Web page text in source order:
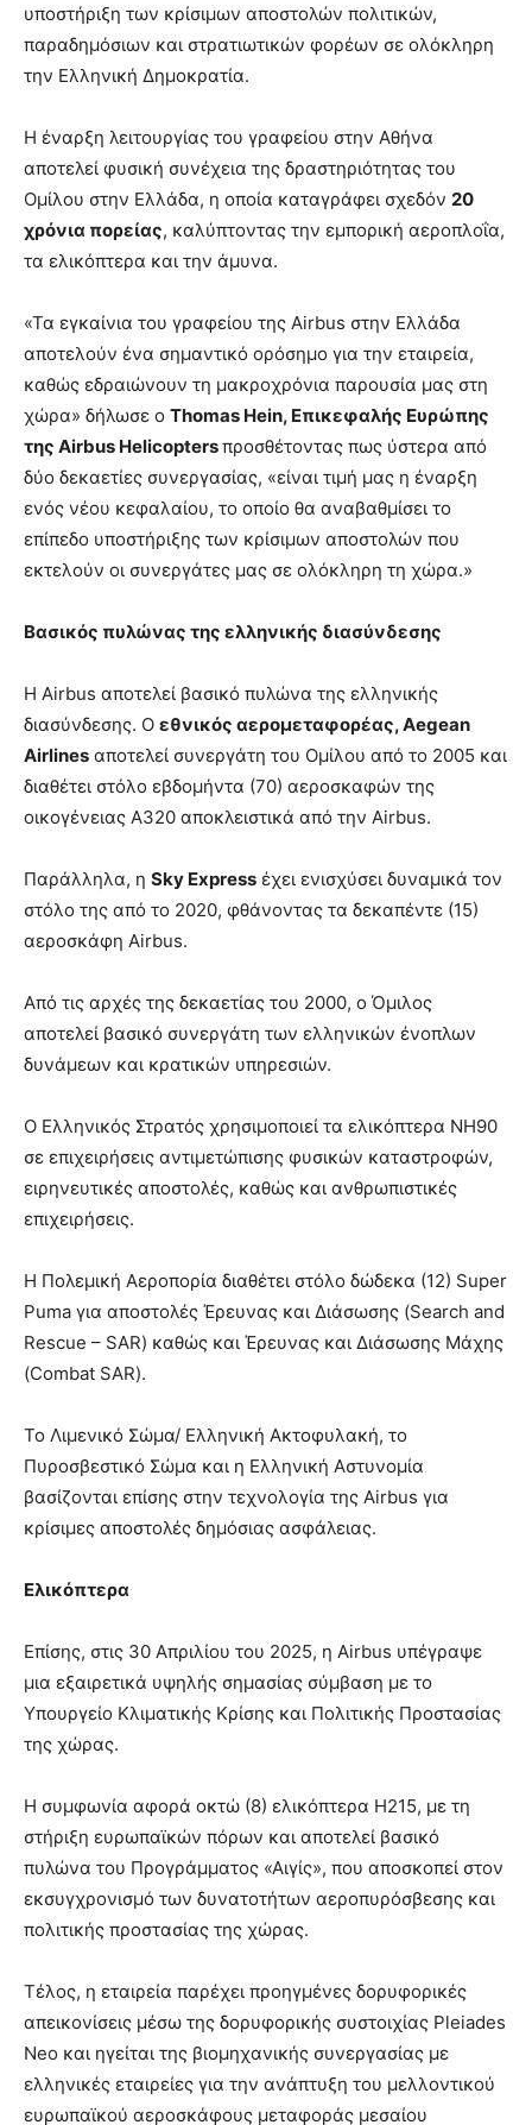
υποστήριξη των κρίσιμων αποστολών πολιτικών,
παραδημόσιων και στρατιωτικών φορέων σε ολόκληρη
την Ελληνική Δημοκρατία.
Η έναρξη λειτουργίας του γραφείου στην Αθήνα
αποτελεί φυσική συνέχεια της δραστηριότητας του
Ομίλου στην Ελλάδα, η οποία καταγράφει σχεδόν 20
χρόνια πορείας, καλύπτοντας την εμπορική αεροπλοΐα,
τα ελικόπτερα και την άμυνα.
«Τα εγκαίνια του γραφείου της Airbus στην Ελλάδα
αποτελούν ένα σημαντικό ορόσημο για την εταιρεία,
καθώς εδραιώνουν τη μακροχρόνια παρουσία μας στη
χώρα» δήλωσε ο Thomas Hein, Επικεφαλής Ευρώπης
της Airbus Helicoptersπροσθέτοντας πως ύστερα από
δύο δεκαετίες συνεργασίας, «είναι τιμή μας η έναρξη
ενός νέου κεφαλαίου, το οποίο θα αναβαθμίσει το
επίπεδο υποστήριξης των κρίσιμων αποστολών που
εκτελούν οι συνεργάτες μας σε ολόκληρη τη χώρα.»
Βασικός πυλώνας της ελληνικής διασύνδεσης
Η Airbus αποτελεί βασικό πυλώνα της ελληνικής
διασύνδεσης. Ο εθνικός αερομεταφορέας, Aegean
Airlines αποτελεί συνεργάτη του Ομίλου από το 2005 και
διαθέτει στόλο εβδομήντα (70) αεροσκαφών της
οικογένειας Α320 αποκλειστικά από την Airbus.
Παράλληλα, η Sky Express έχει ενισχύσει δυναμικά τον
στόλο της από το 2020, φθάνοντας τα δεκαπέντε (15)
αεροσκάφη Airbus.
Από τις αρχές της δεκαετίας του 2000, ο Όμιλος
αποτελεί βασικό συνεργάτη των ελληνικών ένοπλων
δυνάμεων και κρατικών υπηρεσιών.
Ο Ελληνικός Στρατός χρησιμοποιεί τα ελικόπτερα NH90
σε επιχειρήσεις αντιμετώπισης φυσικών καταστροφών,
ειρηνευτικές αποστολές, καθώς και ανθρωπιστικές
επιχειρήσεις.
Η Πολεμική Αεροπορία διαθέτει στόλο δώδεκα (12) Super
Puma για αποστολές Έρευνας και Διάσωσης (Search and
Rescue – SAR) καθώς και Έρευνας και Διάσωσης Μάχης
(Combat SAR).
Το Λιμενικό Σώμα/ Ελληνική Ακτοφυλακή, το
Πυροσβεστικό Σώμα και η Ελληνική Αστυνομία
βασίζονται επίσης στην τεχνολογία της Airbus για
κρίσιμες αποστολές δημόσιας ασφάλειας.
Ελικόπτερα
Επίσης, στις 30 Απριλίου του 2025, η Airbus υπέγραψε
μια εξαιρετικά υψηλής σημασίας σύμβαση με το
Υπουργείο Κλιματικής Κρίσης και Πολιτικής Προστασίας
της χώρας.
Η συμφωνία αφορά οκτώ (8) ελικόπτερα H215, με τη
στήριξη ευρωπαϊκών πόρων και αποτελεί βασικό
πυλώνα του Προγράμματος «Αιγίς», που αποσκοπεί στον
εκσυγχρονισμό των δυνατοτήτων αεροπυρόσβεσης και
πολιτικής προστασίας της χώρας.
Τέλος, η εταιρεία παρέχει προηγμένες δορυφορικές
απεικονίσεις μέσω της δορυφορικής συστοιχίας Pleiades
Neo και ηγείται της βιομηχανικής συνεργασίας με
ελληνικές εταιρείες για την ανάπτυξη του μελλοντικού
ευρωπαϊκού αεροσκάφους μεταφοράς μεσαίου